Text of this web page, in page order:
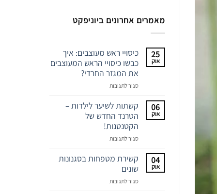
מאמרים אחרונים ביוניפקט
25
אוק
כיסויי ראש מעוצבים: איך
כבשו כיסויי הראש המעוצבים
את המגזר החרדי?
סגור לתגובותעל
ראש
מעוצבים:
איך
כבשו
כיסויי
המעוצבים
06
אוק
קשתות לשיער לילדות –
הטרנד החדש של
הקטנטנות!
סגור לתגובותעל
לשיער
הטרנד
04
אוק
קשירת מטפחות בסגנונות
שונים
סגור לתגובותעל